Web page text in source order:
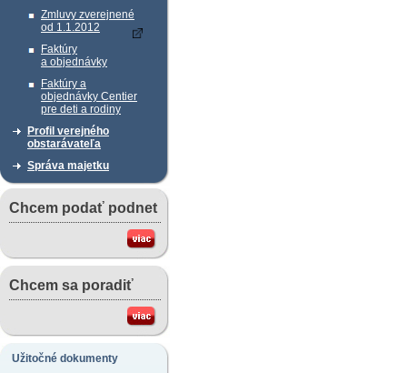
Zmluvy zverejnené
od 1.1.2012
Faktúry
a objednávky
Faktúry a
objednávky Centier
pre deti a rodiny
Profil verejného
obstarávateľa
Správa majetku
Chcem podať podnet
Chcem sa poradiť
Užitočné dokumenty